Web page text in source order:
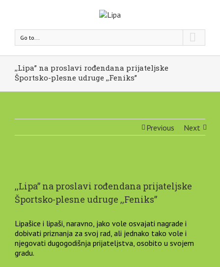
Go to...
,,Lipa” na proslavi rođendana prijateljske
Športsko-plesne udruge ,,Feniks”
Previous Next
,,Lipa” na proslavi rođendana prijateljske
Športsko-plesne udruge ,,Feniks”
Lipašice i lipaši, naravno, jako vole osvajati nagrade i
dobivati priznanja za svoj rad, ali jednako tako vole i
njegovati dugogodišnja prijateljstva, osobito u svojem
gradu.